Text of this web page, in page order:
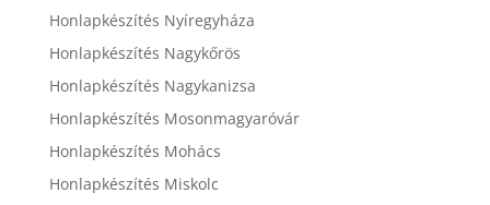
Honlapkészítés Nyíregyháza
Honlapkészítés Nagykőrös
Honlapkészítés Nagykanizsa
Honlapkészítés Mosonmagyaróvár
Honlapkészítés Mohács
Honlapkészítés Miskolc